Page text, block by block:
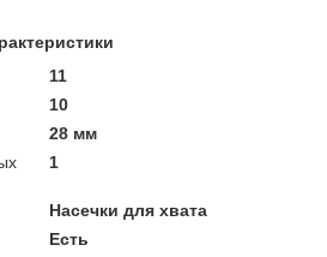
11
10
28 мм
1
Насечки для хвата
Есть